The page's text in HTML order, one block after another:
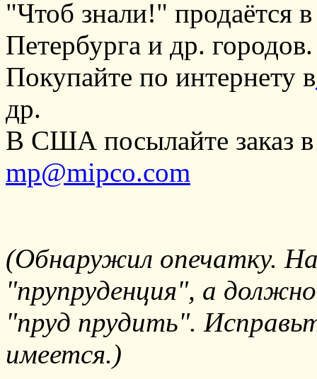
"Чтоб знали!" продаётся
Петербурга и др. городов.
Покупайте по интернету в
др.
В США посылайте заказ
mp@mipco.com
(Обнаружил опечатку.
"прупруденция", а
"пруд прудить".
имеется.)